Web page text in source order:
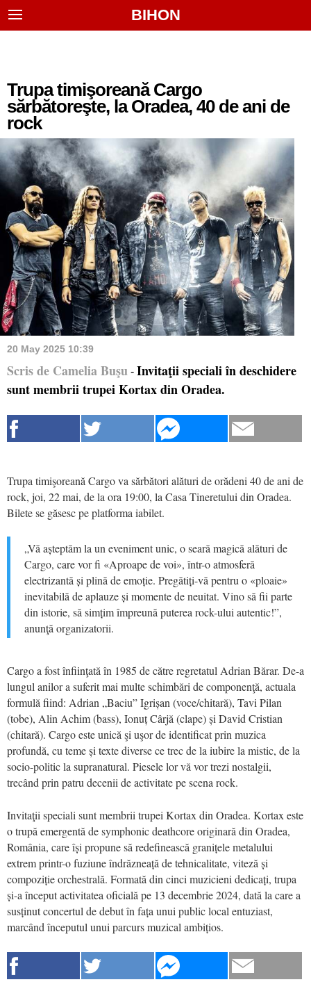
BIHON
Trupa timişoreană Cargo
sărbătoreşte, la Oradea, 40 de ani de
rock
20 May 2025 10:39
Scris de Camelia Buşu - Invitaţii speciali în deschidere
sunt membrii trupei Kortax din Oradea.
Trupa timişoreană Cargo va sărbători alături de orădeni 40 de ani de
rock, joi, 22 mai, de la ora 19:00, la Casa Tineretului din Oradea.
Bilete se găsesc pe platforma iabilet.
„Vă așteptăm la un eveniment unic, o seară magică alături de
Cargo, care vor fi «Aproape de voi», într-o atmosferă
electrizantă și plină de emoție. Pregătiți-vă pentru o «ploaie»
inevitabilă de aplauze și momente de neuitat. Vino să fii parte
din istorie, să simțim împreună puterea rock-ului autentic!”,
anunţă organizatorii.
Cargo a fost înfiinţată în 1985 de către regretatul Adrian Bărar. De-a
lungul anilor a suferit mai multe schimbări de componenţă, actuala
formulă fiind: Adrian „Baciu” Igrișan (voce/chitară), Tavi Pilan
(tobe), Alin Achim (bass), Ionuț Cârjă (clape) și David Cristian
(chitară). Cargo este unică şi uşor de identificat prin muzica
profundă, cu teme și texte diverse ce trec de la iubire la mistic, de la
socio-politic la supranatural. Piesele lor vă vor trezi nostalgii,
trecând prin patru decenii de activitate pe scena rock.
Invitaţii speciali sunt membrii trupei Kortax din Oradea. Kortax este
o trupă emergentă de symphonic deathcore originară din Oradea,
România, care își propune să redefinească granițele metalului
extrem printr-o fuziune îndrăzneață de tehnicalitate, viteză și
compoziție orchestrală. Formată din cinci muzicieni dedicați, trupa
și-a început activitatea oficială pe 13 decembrie 2024, dată la care a
susținut concertul de debut în fața unui public local entuziast,
marcând începutul unui parcurs muzical ambițios.